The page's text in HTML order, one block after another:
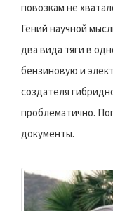
повозкам не
Гений научной
два вида тяги в
бензиновую и
создателя
проблематично.
документы.